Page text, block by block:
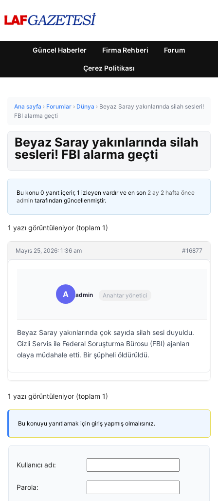
Güncel Haberler Firma Rehberi Forum
Çerez Politikası
Ana sayfa › Forumlar › Dünya › Beyaz Saray yakınlarında silah sesleri!
FBI alarma geçti
Beyaz Saray yakınlarında silah
sesleri! FBI alarma geçti
Bu konu 0 yanıt içerir, 1 izleyen vardır ve en son 2 ay 2 hafta önce
admin tarafından güncellenmiştir.
1 yazı görüntüleniyor (toplam 1)
Mayıs 25, 2026: 1:36 am #16877
A admin Anahtar yönetici
Beyaz Saray yakınlarında çok sayıda silah sesi duyuldu.
Gizli Servis ile Federal Soruşturma Bürosu (FBI) ajanları
olaya müdahale etti. Bir şüpheli öldürüldü.
1 yazı görüntüleniyor (toplam 1)
Bu konuyu yanıtlamak için giriş yapmış olmalısınız.
Kullanıcı adı:
Parola: